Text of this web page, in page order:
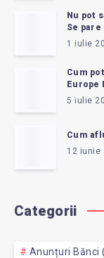
Nu pot
Se
1 iulie
Cum
Europe
5 iulie
Cum
12 iunie
Categorii
Anunțuri Bănci